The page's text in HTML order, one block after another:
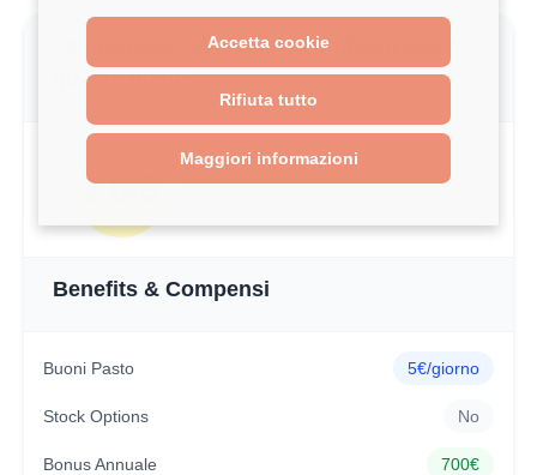
Accetta cookie
Rifiuta tutto
Maggiori informazioni
Valutazione complessiva Softeam Spa di
questo utente
3.6/5 Basato su 5 parametri di valutazione
Benefits & Compensi
Buoni Pasto 5€/giorno
Stock Options No
Bonus Annuale 700€